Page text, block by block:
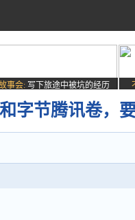
事会: 写下旅途中被坑的经历
字节腾讯卷，